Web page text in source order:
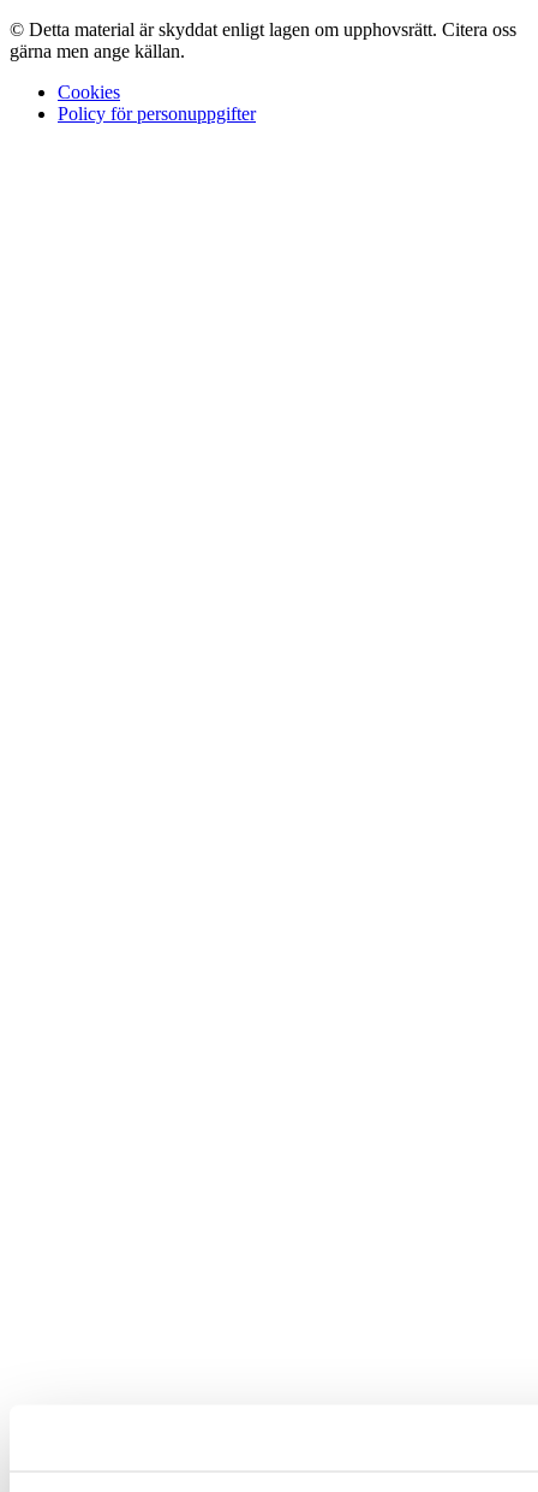
© Detta material är skyddat enligt lagen om upphovsrätt. Citera oss
gärna men ange källan.
Cookies
Policy för personuppgifter